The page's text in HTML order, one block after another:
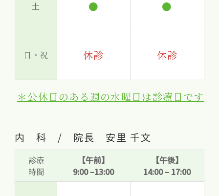
土 ● ●
日・祝 休診 休診
＊公休日のある週の水曜日は診療日です
内 科 / 院長 安里 千文
診療
時間
【午前】
9:00 –13:00
【午後】
14:00 – 17:00